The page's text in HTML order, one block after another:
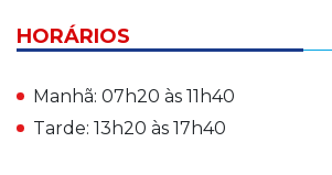
HORÁRIOS
Manhã: 07h20 às 11h40
Tarde: 13h20 às 17h40